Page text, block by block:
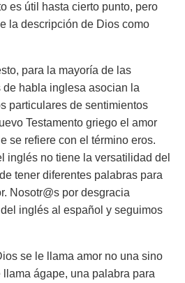
es útil hasta cierto punto, pero
la descripción de Dios como
para la mayoría de las
habla inglesa asocian la
particulares de sentimientos
Testamento griego el amor
se refiere con el término eros.
inglés no tiene la versatilidad del
tener diferentes palabras para
Nosotr@s por desgracia
inglés al español y seguimos
se le llama amor no una sino
ágape, una palabra para